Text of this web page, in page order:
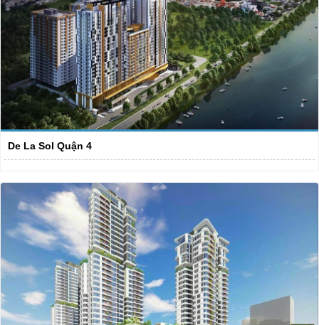
De La Sol Quận 4